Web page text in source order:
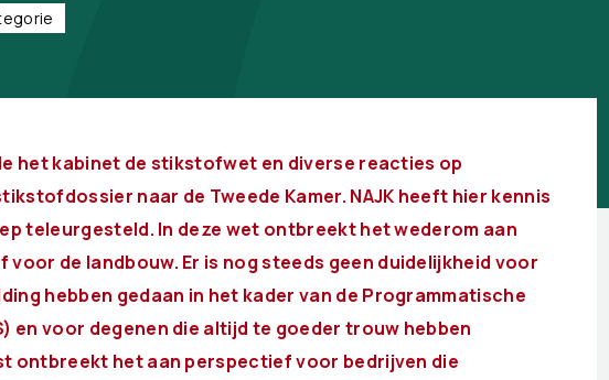
het kabinet de stikstofwet en diverse reacties op
naar de Tweede Kamer. NAJK heeft hier kennis
teleurgesteld. In deze wet ontbreekt het wederom aan
de landbouw. Er is nog steeds geen duidelijkheid voor
hebben gedaan in het kader van de Programmatische
en voor degenen die altijd te goeder trouw hebben
ontbreekt het aan perspectief voor bedrijven die